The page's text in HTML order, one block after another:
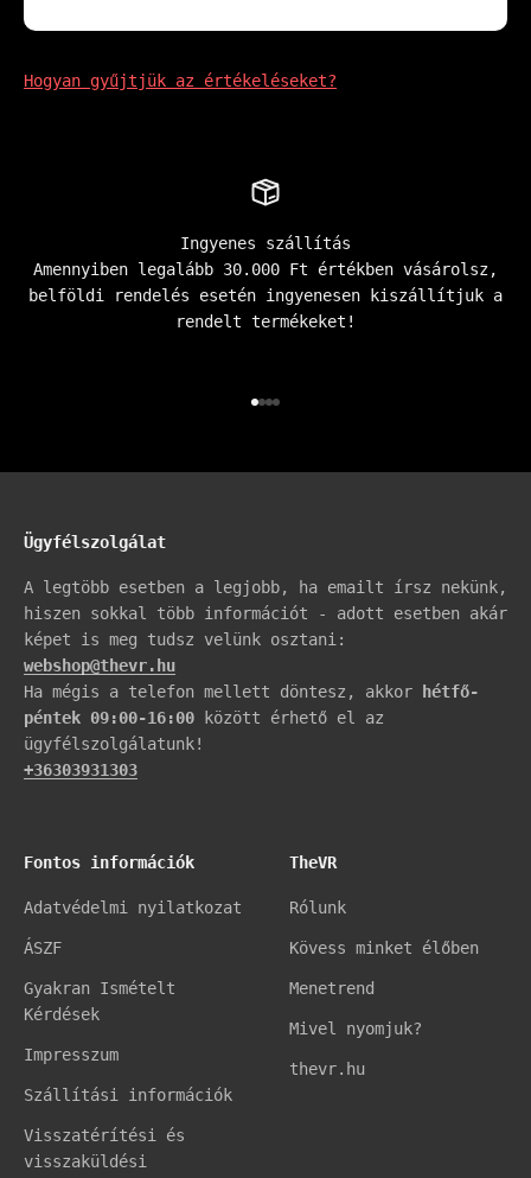
Hogyan gyűjtjük az értékeléseket?
Ingyenes szállítás
Amennyiben legalább 30.000 Ft értékben vásárolsz,
belföldi rendelés esetén ingyenesen kiszállítjuk a
rendelt termékeket!
Ügyfélszolgálat
A legtöbb esetben a legjobb, ha emailt írsz nekünk,
hiszen sokkal több információt - adott esetben akár
képet is meg tudsz velünk osztani:
webshop@thevr.hu
Ha mégis a telefon mellett döntesz, akkor
hétfő-
péntek 09:00-16:00 között érhető el az
ügyfélszolgálatunk!
+36303931303
Fontos információk
Adatvédelmi nyilatkozat
ÁSZF
Gyakran Ismételt
Kérdések
Impresszum
Szállítási információk
Visszatérítési és
visszaküldési
TheVR
Rólunk
Kövess minket élőben
Menetrend
Mivel nyomjuk?
thevr.hu